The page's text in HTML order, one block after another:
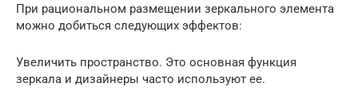
При рациональном размещении зеркального элемента
можно добиться следующих эффектов:
Увеличить пространство. Это основная функция
зеркала и дизайнеры часто используют ее.